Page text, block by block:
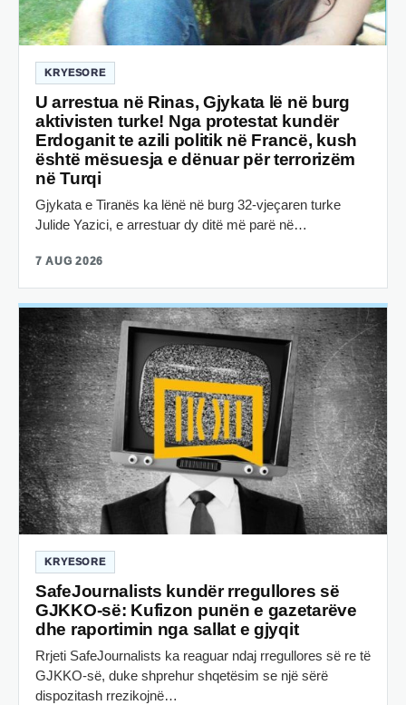
KRYESORE
U arrestua në Rinas, Gjykata lë në burg
aktivisten turke! Nga protestat kundër
Erdoganit te azili politik në Francë, kush
është mësuesja e dënuar për terrorizëm
në Turqi
Gjykata e Tiranës ka lënë në burg 32-vjeçaren turke
Julide Yazici, e arrestuar dy ditë më parë në…
7 AUG 2026
KRYESORE
SafeJournalists kundër rregullores së
GJKKO-së: Kufizon punën e gazetarëve
dhe raportimin nga sallat e gjyqit
Rrjeti SafeJournalists ka reaguar ndaj rregullores së re të
GJKKO-së, duke shprehur shqetësim se një sërë
dispozitash rrezikojnë…